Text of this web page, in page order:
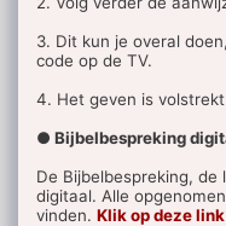
3. Dit kun je overal
code op de TV.
4. Het geven is
● Bijbelbespreking
De Bijbelbespreking, de
digitaal. Alle
vinden. Klik op deze link